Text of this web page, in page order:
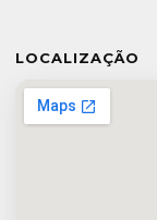
LOCALIZAÇÃO